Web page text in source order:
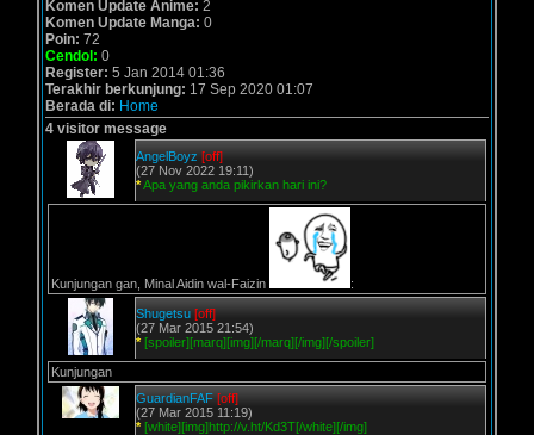
Komen Update Anime: 2
Komen Update Manga: 0
Poin: 72
Cendol: 0
Register: 5 Jan 2014 01:36
Terakhir berkunjung: 17 Sep 2020 01:07
Berada di: Home
4 visitor message
AngelBoyz [off]
(27 Nov 2022 19:11)
*Apa yang anda pikirkan hari ini?
Kunjungan gan, Minal Aidin wal-Faizin :
Shugetsu [off]
(27 Mar 2015 21:54)
* [spoiler][marq][img][/marq][/img][/spoiler]
Kunjungan
GuardianFAF [off]
(27 Mar 2015 11:19)
* [white][img]http://v.ht/Kd3T[/white][/img]